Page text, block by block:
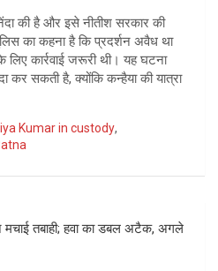
की है और इसे नीतीश सरकार की
पुलिस का कहना है कि प्रदर्शन अवैध था
कार्रवाई जरूरी थी। यह घटना
कर सकती है, क्योंकि कन्हैया की यात्रा
Kumar in custody,
तबाही; हवा का डबल अटैक, अगले